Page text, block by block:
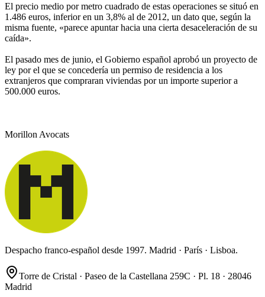
El precio medio por metro cuadrado de estas operaciones se situó en
1.486 euros, inferior en un 3,8% al de 2012, un dato que, según la
misma fuente, «parece apuntar hacia una cierta desaceleración de su
caída».
El pasado mes de junio, el Gobierno español aprobó un proyecto de
ley por el que se concedería un permiso de residencia a los
extranjeros que compraran viviendas por un importe superior a
500.000 euros.
Morillon Avocats
Despacho franco-español desde 1997. Madrid · París · Lisboa.
Torre de Cristal · Paseo de la Castellana 259C · Pl. 18 · 28046
Madrid